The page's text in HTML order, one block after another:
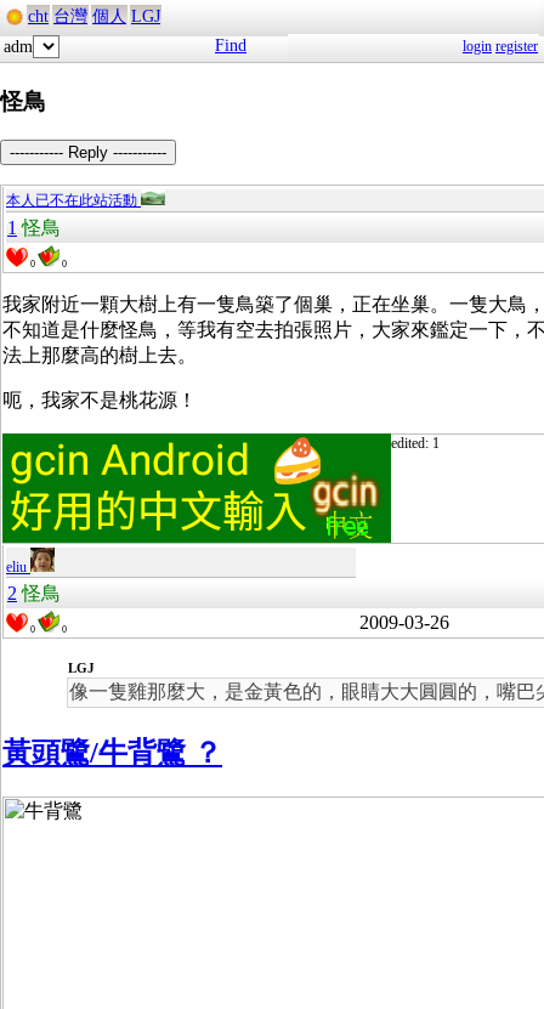
cht 台灣 個人 LGJ
adm
Find login register
怪鳥
----------- Reply -----------
本人已不在此站活動
1 怪鳥
0 0
我家附近一顆大樹上有一隻鳥築了個巢，正在坐巢。一隻大鳥
不知道是什麼怪鳥，等我有空去拍張照片，大家來鑑定一下，
法上那麼高的樹上去。
呃，我家不是桃花源！
edited: 1
eliu
2怪鳥
0 0 2009-03-26
LGJ
像一隻雞那麼大，是金黃色的，眼睛大大圓圓的，嘴巴
黃頭鷺/牛背鷺 ？